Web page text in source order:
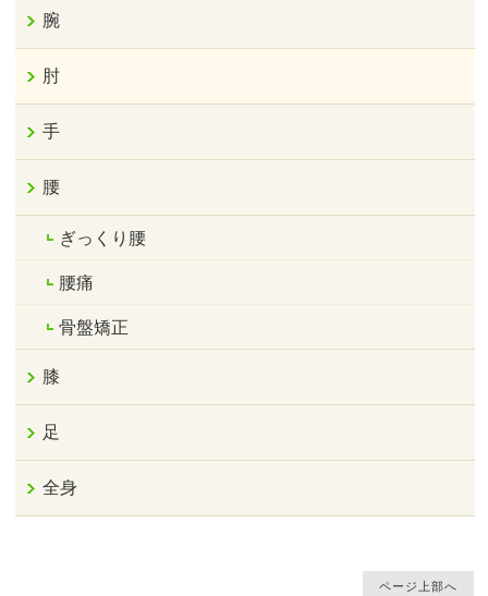
腕
肘
手
腰
ぎっくり腰
腰痛
骨盤矯正
膝
足
全身
ページ上部へ